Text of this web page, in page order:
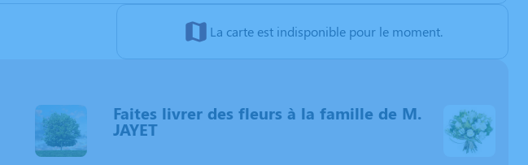
La carte est indisponible pour le moment.
Faites livrer des fleurs à la famille de M.
JAYET